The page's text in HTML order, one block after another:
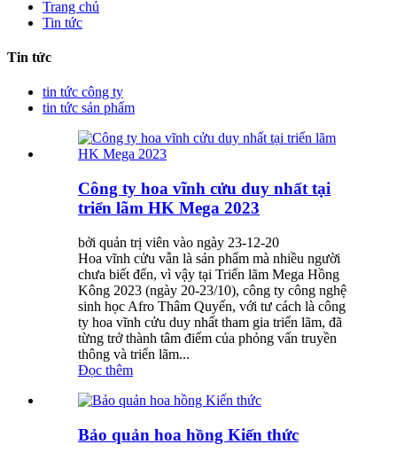
Trang chủ
Tin tức
Tin tức
tin tức công ty
tin tức sản phẩm
Công ty hoa vĩnh cửu duy nhất tại
triển lãm HK Mega 2023
bởi quản trị viên vào ngày 23-12-20
Hoa vĩnh cửu vẫn là sản phẩm mà nhiều người
chưa biết đến, vì vậy tại Triển lãm Mega Hồng
Kông 2023 (ngày 20-23/10), công ty công nghệ
sinh học Afro Thâm Quyến, với tư cách là công
ty hoa vĩnh cửu duy nhất tham gia triển lãm, đã
từng trở thành tâm điểm của phỏng vấn truyền
thông và triển lãm...
Đọc thêm
Bảo quản hoa hồng Kiến thức